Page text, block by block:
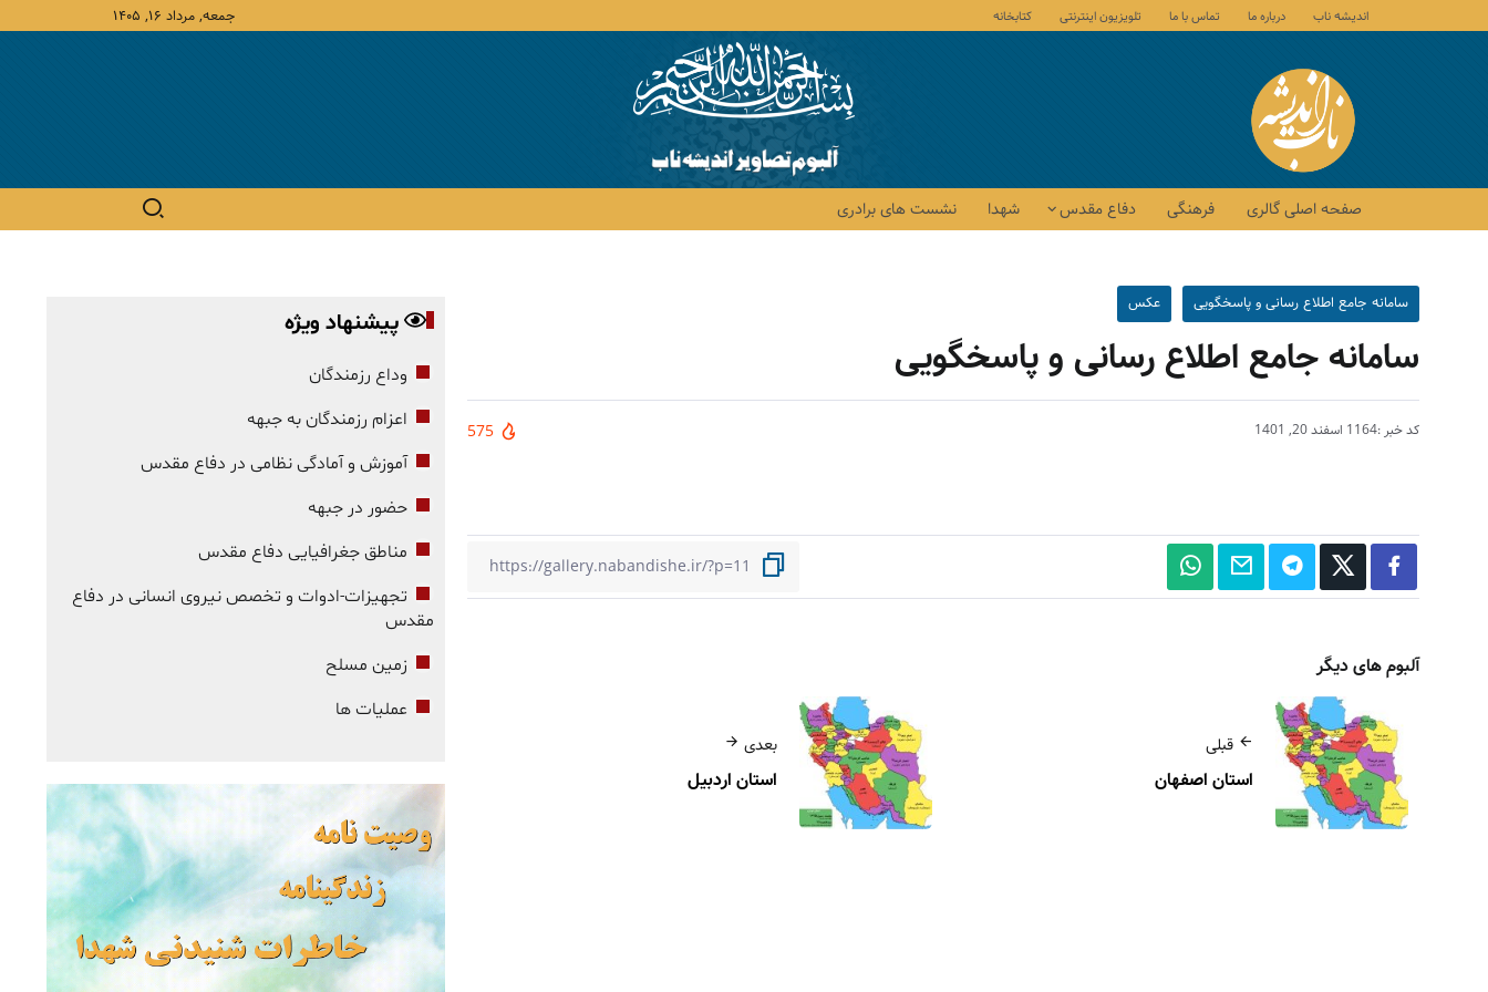
اندیشه ناب درباره ما تماس با ما تلویزیون اینترنتی کتابخانه جمعه, مرداد ۱۶, ۱۴۰۵
صفحه اصلی گالری فرهنگی دفاع مقدس شهدا نشست های برادری
سامانه جامع اطلاع رسانی و پاسخگویی عکس
سامانه جامع اطلاع رسانی و پاسخگویی
کد خبر :1164 اسفند 20, 1401 575
آلبوم های دیگر
قبلی
استان اصفهان
بعدی
استان اردبیل
پیشنهاد ویژه
وداع رزمندگان
اعزام رزمندگان به جبهه
آموزش و آمادگی نظامی در دفاع مقدس
حضور در جبهه
مناطق جغرافیایی دفاع مقدس
تجهیزات-ادوات و تخصص نیروی انسانی در دفاع
مقدس
زمین مسلح
عملیات ها